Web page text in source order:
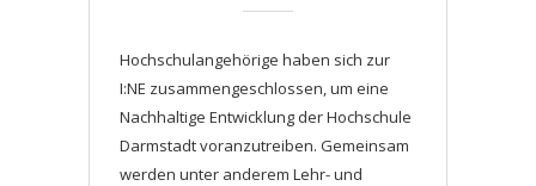
Hochschulangehörige haben sich zur
I:NE zusammengeschlossen, um eine
Nachhaltige Entwicklung der Hochschule
Darmstadt voranzutreiben. Gemeinsam
werden unter anderem Lehr- und